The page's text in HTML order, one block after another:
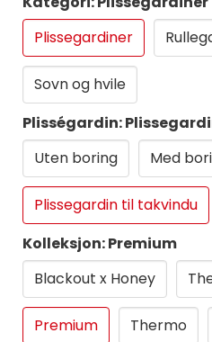
Plissegardiner
Sovn og hvile
Plisségardin:
Uten boring
Med
Plissegardin til takvindu
Kolleksjon: Premium
Blackout x Honey
Premium Thermo